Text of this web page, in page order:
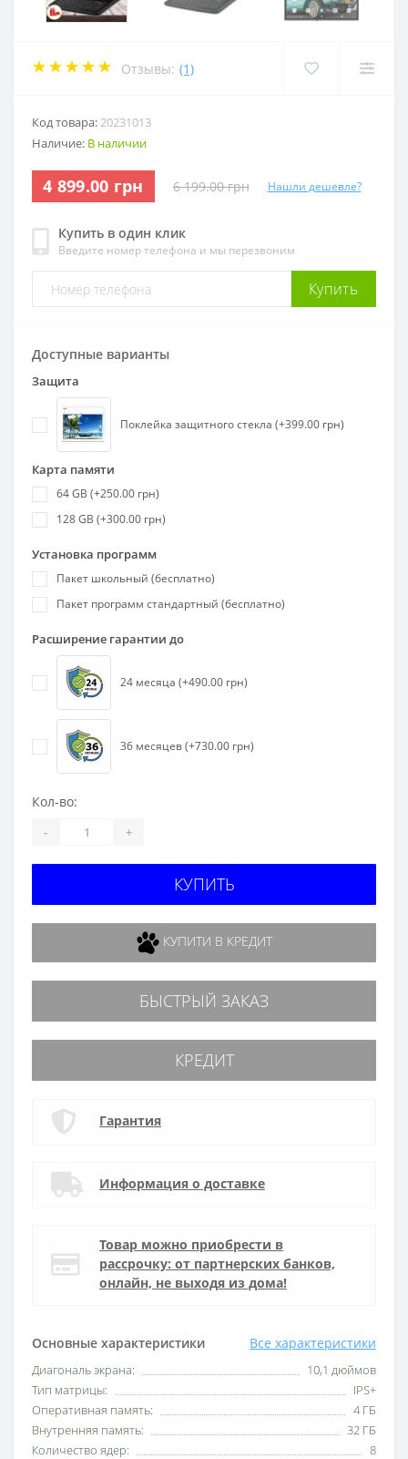
Отзывы: (1)
Код товара:20231013
Наличие: В наличии
4 899.00 грн 6 199.00 грн Нашли дешевле?
Купить в один клик
Введите номер телефона и мы перезвоним
Купить
Основные характеристики Все характеристики
Диагональ экрана:
10,1 дюймов
Тип матрицы:
IPS+
Оперативная память:
4 ГБ
Внутренняя память:
32 ГБ
Количество ядер:
8
Доступные варианты
Защита
Поклейка защитного стекла (+399.00 грн)
Карта памяти
64 GB (+250.00 грн)
128 GB (+300.00 грн)
Установка программ
Пакет школьный (бесплатно)
Пакет программ стандартный (бесплатно)
Расширение гарантии до
24 месяца (+490.00 грн)
36 месяцев (+730.00 грн)
Кол-во:
- +
КУПИТЬ
КУПИТИ В КРЕДИТ
БЫСТРЫЙ ЗАКАЗ
КРЕДИТ
Гарантия
Информация о доставке
Товар можно приобрести в
рассрочку: от партнерских банков,
онлайн, не выходя из дома!